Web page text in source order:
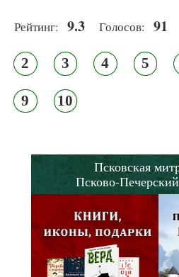
Рейтинг: 9.3 Голосов: 91
2 3 4 5
9 10
Псковская
Псково-